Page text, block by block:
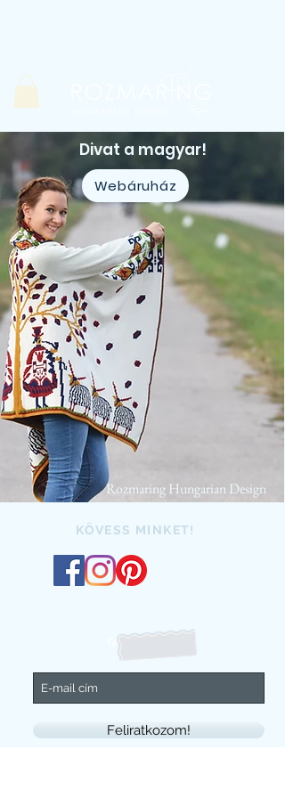
Magyarország
Webáruház
Divat a magyar!
Rozmaring Hungarian Design
KÖVESS MINKET!
TARTS VELÜNK!
Feliratkozom!